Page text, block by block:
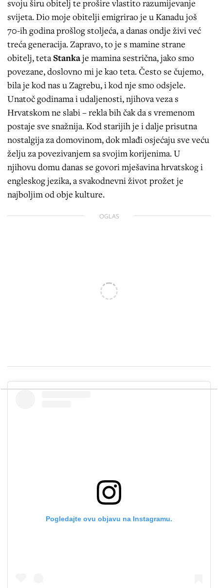
svoju širu obitelj te prošire vlastito razumijevanje
svijeta. Dio moje obitelji emigrirao je u Kanadu još
70-ih godina prošlog stoljeća, a danas ondje živi već
treća generacija. Zapravo, to je s mamine strane
obitelj, tetaStankaje mamina sestrična, jako smo
povezane, doslovno mi je kao teta. Često se čujemo,
bila je kod nas u Zagrebu, i kod nje smo odsjele.
Unatoč godinama i udaljenosti, njihova veza s
Hrvatskom ne slabi – rekla bih čak da s vremenom
postaje sve snažnija. Kod starijih je i dalje prisutna
nostalgija za domovinom, dok mlađi osjećaju sve veću
želju za povezivanjem sa svojim korijenima. U
njihovu domu danas se govori mješavina hrvatskog i
engleskog jezika, a svakodnevni život prožet je
najboljim od obje kulture.
OGLAS
Pogledajte ovu objavu na Instagramu.